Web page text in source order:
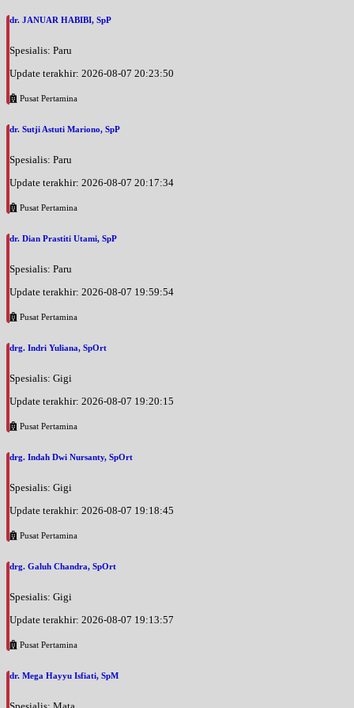
dr. JANUAR HABIBI, SpP
Spesialis: Paru
Update terakhir: 2026-08-07 20:23:50
Pusat Pertamina
dr. Sutji Astuti Mariono, SpP
Spesialis: Paru
Update terakhir: 2026-08-07 20:17:34
Pusat Pertamina
dr. Dian Prastiti Utami, SpP
Spesialis: Paru
Update terakhir: 2026-08-07 19:59:54
Pusat Pertamina
drg. Indri Yuliana, SpOrt
Spesialis: Gigi
Update terakhir: 2026-08-07 19:20:15
Pusat Pertamina
drg. Indah Dwi Nursanty, SpOrt
Spesialis: Gigi
Update terakhir: 2026-08-07 19:18:45
Pusat Pertamina
drg. Galuh Chandra, SpOrt
Spesialis: Gigi
Update terakhir: 2026-08-07 19:13:57
Pusat Pertamina
dr. Mega Hayyu Isfiati, SpM